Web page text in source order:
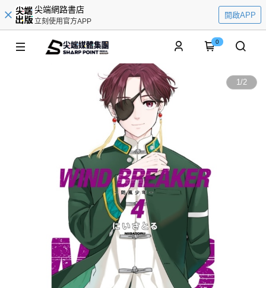
尖端網路書店
立刻使用官方APP
開啟APP
0
1/2